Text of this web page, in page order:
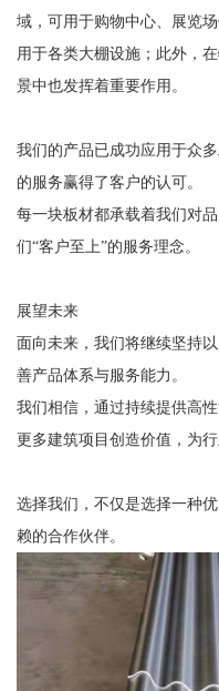
域，可用于购物中心、展览
用于各类大棚设施；此外，
景中也发挥着重要作用。
我们的产品已成功应用于众
的服务赢得了客户的认可。
每一块板材都承载着我们对
们“客户至上”的服务理念。
展望未来
面向未来，我们将继续坚持
善产品体系与服务能力。
我们相信，通过持续提供高
更多建筑项目创造价值，为行
选择我们，不仅是选择一种
赖的合作伙伴。